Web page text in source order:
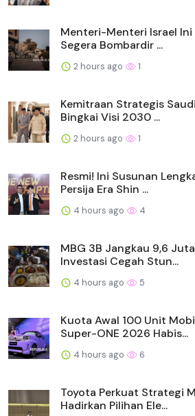
Menteri-Menteri Israel Ini
Segera Bombardir ...
2 hours ago 1
Kemitraan Strategis
Bingkai Visi 2030 ...
2 hours ago 1
Resmi! Ini Susunan
Persija Era Shin ...
4 hours ago 4
MBG 3B Jangkau 9,6
Investasi Cegah Stun...
4 hours ago 5
Kuota Awal 100 Unit
Super-ONE 2026 Habis...
4 hours ago 6
Toyota Perkuat Strategi
Hadirkan Pilihan Ele...